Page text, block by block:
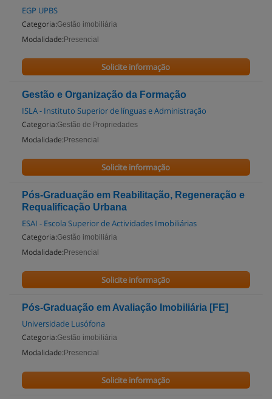
EGP UPBS
Categoria:Gestão imobiliária
Modalidade: Presencial
Solicite informação
Gestão e Organização da Formação
ISLA - Instituto Superior de línguas e Administração
Categoria:Gestão de Propriedades
Modalidade: Presencial
Solicite informação
Pós-Graduação em Reabilitação, Regeneração e
Requalificação Urbana
ESAI - Escola Superior de Actividades Imobiliárias
Categoria:Gestão imobiliária
Modalidade: Presencial
Solicite informação
Pós-Graduação em Avaliação Imobiliária [FE]
Universidade Lusófona
Categoria:Gestão imobiliária
Modalidade: Presencial
Solicite informação